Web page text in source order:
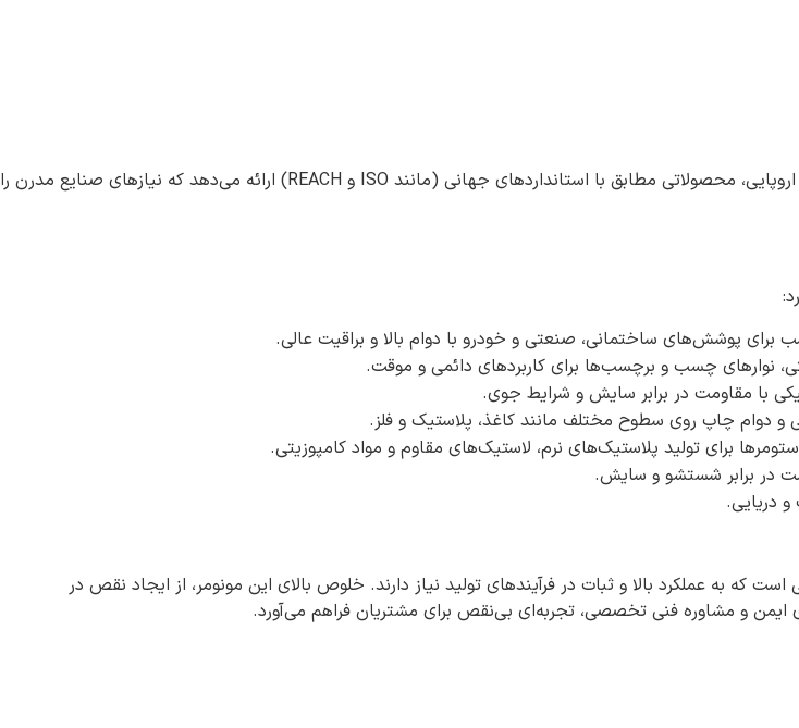
دیولت، نامی برجسته در تولید مونومرهای اکریلیک با کیفیت بالا، با بهره‌گیری از فناوری پیشرفته اروپایی، محصولاتی مطابق با استانداردهای جهانی (مانند ISO و REACH) ارائه می‌دهد که نیازهای صنایع مدرن را
برای پوشش‌های ساختمانی، صنعتی و خودرو با دوام بالا و براقیت عالی.
نوارهای چسب و برچسب‌ها برای کاربردهای دائمی و موقت.
با مقاومت در برابر سایش و شرایط جوی.
و دوام چاپ روی سطوح مختلف مانند کاغذ، پلاستیک و فلز.
برای تولید پلاستیک‌های نرم، لاستیک‌های مقاوم و مواد کامپوزیتی.
در برابر شستشو و سایش.
دریایی.
که به عملکرد بالا و ثبات در فرآیندهای تولید نیاز دارند. خلوص بالای این مونومر، از ایجاد نقص در
ایمن و مشاوره فنی تخصصی، تجربه‌ای بی‌نقص برای مشتریان فراهم می‌آورد.